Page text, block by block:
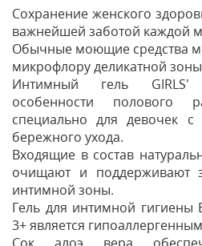
Сохранение женского
важнейшей заботой каждой
Обычные моющие средства
микрофлору деликатной
Интимный гель GIRLS'
особенности полового
специально для девочек
бережного ухода.
Входящие в состав
очищают и поддерживают
интимной зоны.
Гель для интимной гигиены
3+ является